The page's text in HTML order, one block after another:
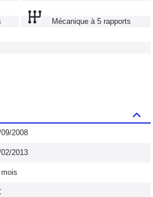
Mécanique à 5 rapports
09/2008
2013